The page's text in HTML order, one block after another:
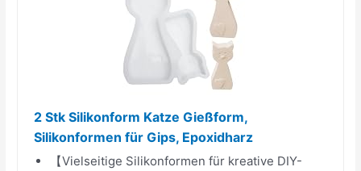
2 Stk Silikonform Katze Gießform,
Silikonformen für Gips, Epoxidharz
【Vielseitige Silikonformen für kreative DIY-